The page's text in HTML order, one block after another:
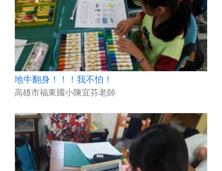
地牛翻身！！！我不怕！
高雄市福東國小陳宜芬老師